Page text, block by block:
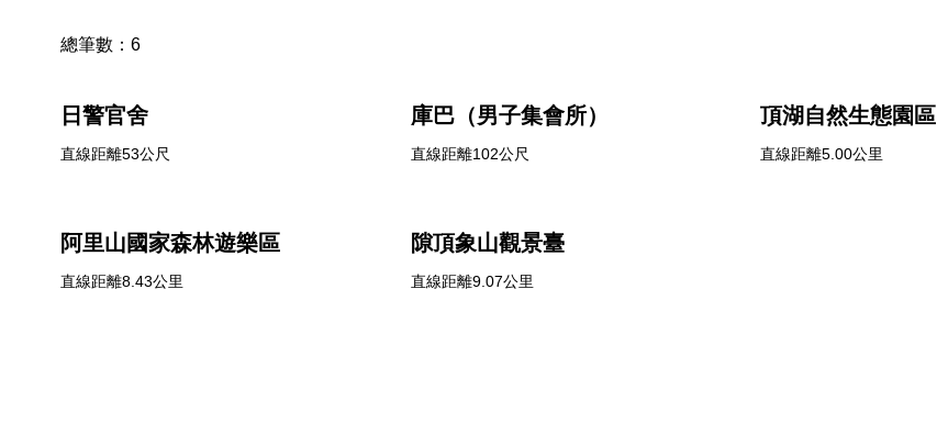
總筆數： 6
日警官舍
直線距離53公尺
庫巴（男子集會所）
直線距離102公尺
頂湖自然生態園區
直線距離5.00公里
阿里山國家森林遊樂區
直線距離8.43公里
隙頂象山觀景臺
直線距離9.07公里